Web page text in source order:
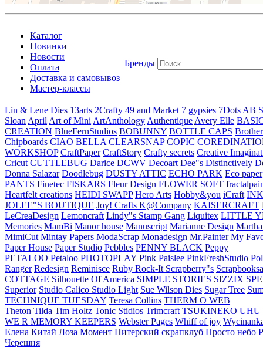
Каталог
Новинки
Новости
Оплата
Доставка и самовывоз
Мастер-классы
Бренды
Lin & Lene Dies 13arts 2Crafty 49 and Market 7 gypsies 7Dots AB
Sloan April Art of Mini ArtAnthology Authentique Avery Elle
CREATION BlueFernStudios BOBUNNY BOTTLE CAPS Brother
Chipboards CIAO BELLA CLEARSNAP COPIC
WORKSHOP CraftPaper CraftStory Crafty secrets Creative
Cricut CUTTLEBUG Darice DCWV Decoart Dee"s Distinctively
Donna Salazar Doodlebug DUSTY ATTIC ECHO PARK Eco paper
PANTS Finetec FISKARS Fleur Design FLOWER SOFT
Heartfelt creations HEIDI SWAPP Hero Arts Hobby&you iCraft
JOLEE"S BOUTIQUE Joy! Crafts K@Company KAISERCRAFT
LeCreaDesign Lemoncraft Lindy"s Stamp Gang Liquitex LITTLE
Memories MamBi Manor house Manuscript Marianne Design
MimiCut Mintay Papers ModaScrap Monadesign Mr.Painter My
Paper House Paper Studio Pebbles PENNY BLACK Peppy
PETALOO Petaloo PHOTOPLAY Pink Paislee PinkFreshStudio
Ranger Redesign Reminisce Ruby Rock-It Scrapberry"s
COTTAGE Silhouette Of America SIMPLE STORIES SIZZIX
Superior Studio Calico Studio Light Sue Wilson Dies Sugar Tree
TECHNIQUE TUESDAY Teresa Collins THERM O WEB
Theton Tilda Tim Holtz Tonic Stidios Trimcraft TSUKINEKO UHU
WE R MEMORY KEEPERS Webster Pages Whiff of joy
Елена Китай Лоза Момент Питерский скрапклуб Просто небо
Черешня